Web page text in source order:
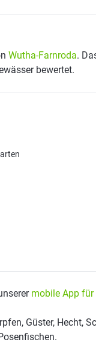
Wutha-Farnroda.
bewertet.
mobile App für
Güster, Hecht,